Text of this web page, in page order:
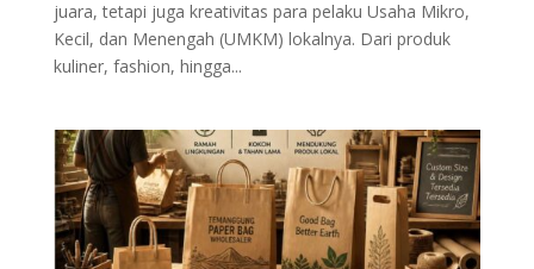
juara, tetapi juga kreativitas para pelaku Usaha Mikro,
Kecil, dan Menengah (UMKM) lokalnya. Dari produk
kuliner, fashion, hingga...